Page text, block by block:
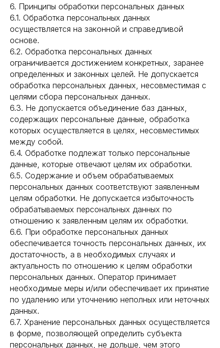
6. Принципы обработки персональных данных
6.1. Обработка персональных данных
осуществляется на законной и справедливой
основе.
6.2. Обработка персональных данных
ограничивается достижением конкретных, заранее
определенных и законных целей. Не допускается
обработка персональных данных, несовместимая с
целями сбора персональных данных.
6.3. Не допускается объединение баз данных,
содержащих персональные данные, обработка
которых осуществляется в целях, несовместимых
между собой.
6.4. Обработке подлежат только персональные
данные, которые отвечают целям их обработки.
6.5. Содержание и объем обрабатываемых
персональных данных соответствуют заявленным
целям обработки. Не допускается избыточность
обрабатываемых персональных данных по
отношению к заявленным целям их обработки.
6.6. При обработке персональных данных
обеспечивается точность персональных данных, их
достаточность, а в необходимых случаях и
актуальность по отношению к целям обработки
персональных данных. Оператор принимает
необходимые меры и/или обеспечивает их принятие
по удалению или уточнению неполных или неточных
данных.
6.7. Хранение персональных данных осуществляется
в форме, позволяющей определить субъекта
персональных данных, не дольше, чем этого